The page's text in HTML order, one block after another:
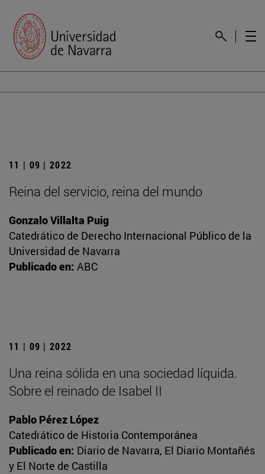
11 | 09 | 2022
Reina del servicio, reina del mundo
Gonzalo Villalta Puig
Catedrático de Derecho Internacional Público de la
Universidad de Navarra
Publicado en: ABC
11 | 09 | 2022
Una reina sólida en una sociedad líquida.
Sobre el reinado de Isabel II
Pablo Pérez López
Catedrático de Historia Contemporánea
Publicado en: Diario de Navarra, El Diario Montañés
y El Norte de Castilla